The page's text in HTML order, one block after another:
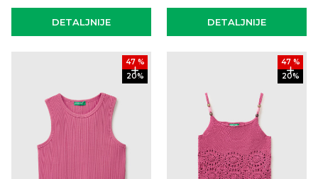
DETALJNIJE DETALJNIJE
47 %
20%
47 %
20%